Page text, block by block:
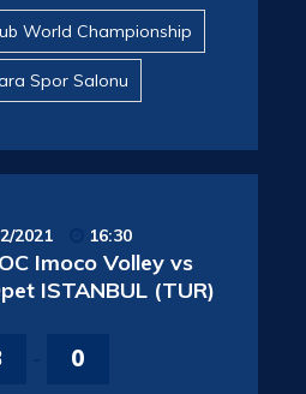
World Championship
Spor Salonu
2021 16:30
Imoco Volley vs
ISTANBUL (TUR)
0